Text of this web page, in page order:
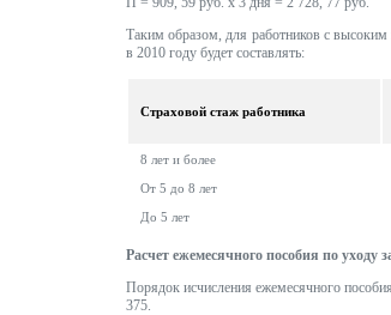
Таким образом, для работников с
в 2010 году будет составлять:
Страховой стаж работника
8 лет и более
От 5 до 8 лет
До 5 лет
Расчет ежемесячного пособия по уходу
Порядок исчисления ежемесячного
375.